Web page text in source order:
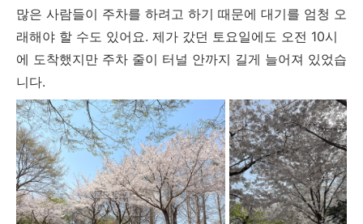
많은 사람들이 주차를 하려고 하기 때문에 대기를 엄청 오
래해야 할 수도 있어요. 제가 갔던 토요일에도 오전 10시
에 도착했지만 주차 줄이 터널 안까지 길게 늘어져 있었습
니다.